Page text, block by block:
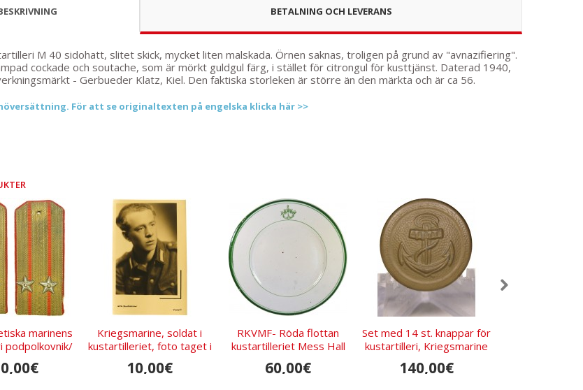
BETALNING OCH LEVERANS
M 40 sidohatt, slitet skick, mycket liten malskada. Örnen saknas, troligen på grund av "avnazifiering".
cockade och soutache, som är mörkt guldgul färg, i stället för citrongul för kusttjänst. Daterad 1940,
- Gerbueder Klatz, Kiel. Den faktiska storleken är större än den märkta och är ca 56.
För att se originaltexten på engelska klicka här >>
marinens
podpolkovnik/
och
Kriegsmarine, soldat i
kustartilleriet, foto taget i
Lettland
10,00€
RKVMF- Röda flottan
kustartilleriet Mess Hall
tallrik
60,00€
Set med 14 st. knappar för
kustartilleri, Kriegsmarine
140,00€